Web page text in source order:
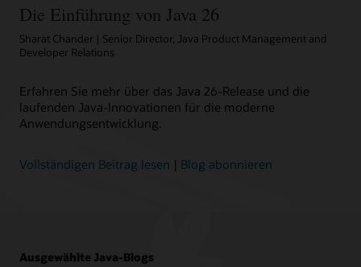
Die Einführung von Java 26
Sharat Chander | Senior Director, Java Product Management and
Developer Relations
Erfahren Sie mehr über das Java 26-Release und die
laufenden Java-Innovationen für die moderne
Anwendungsentwicklung.
Vollständigen Beitrag lesen | Blog abonnieren
Ausgewählte Java-Blogs